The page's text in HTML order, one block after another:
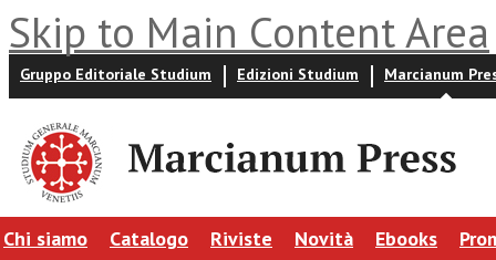
Skip to Main Content Area
Gruppo Editoriale Studium Edizioni Studium Marcianum
Chi siamo Catalogo Riviste Novità Ebooks